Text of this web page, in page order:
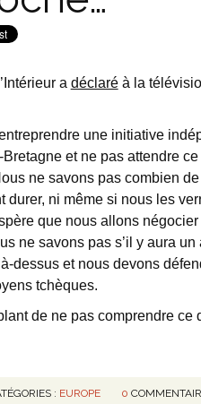
a déclaréà la
une initiative
et ne pas attendre
ne savons pas combien
durer, ni même si nous les
que nous allons négocier
ne savons pas s’il y aura un
dessus et nous devons
tchèques.
de ne pas comprendre ce
: EUROPE 0